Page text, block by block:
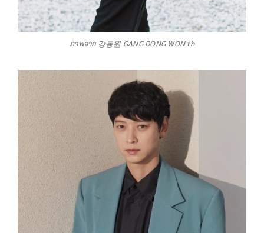
ภาพจาก 강동원 GANG DONG WON th